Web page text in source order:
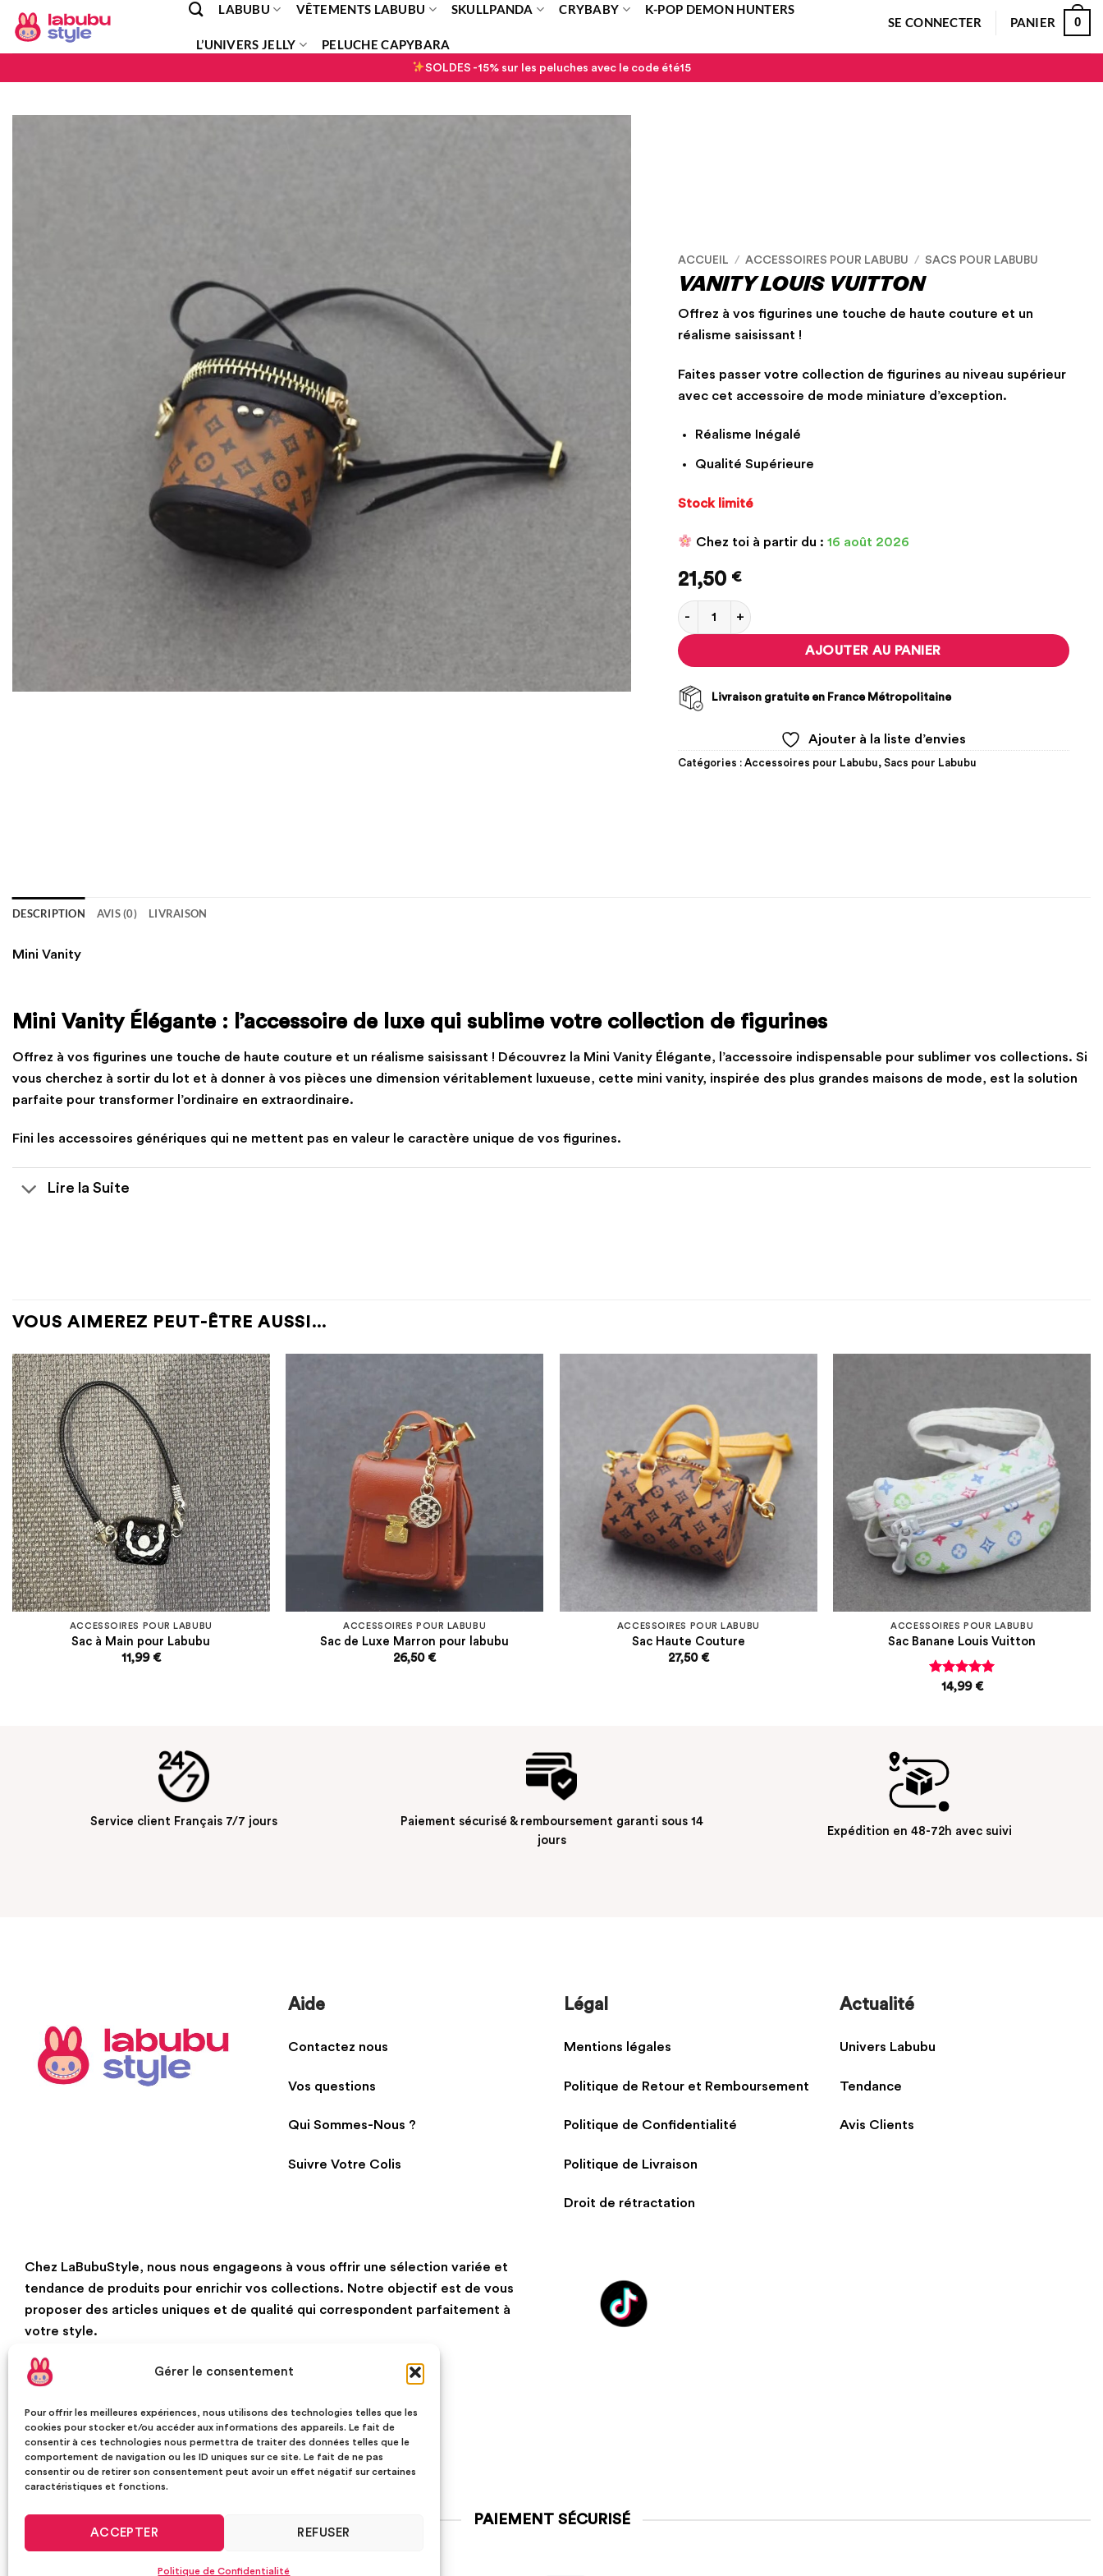
Gérer le consentement
Pour offrir les meilleures expériences, nous utilisons des technologies telles que les
cookies pour stocker et/ou accéder aux informations des appareils. Le fait de
consentir à ces technologies nous permettra de traiter des données telles que le
comportement de navigation ou les ID uniques sur ce site. Le fait de ne pas
consentir ou de retirer son consentement peut avoir un effet négatif sur certaines
caractéristiques et fonctions.
ACCEPTER REFUSER
Politique de Confidentialité
Passer
contenu
LABUBU VÊTEMENTS LABUBU SKULLPANDA CRYBABY K-POP DEMON HUNTERS
L’UNIVERS JELLY PELUCHE CAPYBARA
SE CONNECTER PANIER 0
SOLDES -15% sur les peluches avec le code été15
ACCUEIL / ACCESSOIRES POUR LABUBU / SACS POUR LABUBU
VANITY LOUIS VUITTON
Offrez à vos figurines une touche de haute couture et un
réalisme saisissant !
Faites passer votre collection de figurines au niveau supérieur
avec cet accessoire de mode miniature d’exception.
Réalisme Inégalé
Qualité Supérieure
Stock limité
Chez toi à partir du :16 août 2026
21,50 €
quantité de Vanity Louis Vuitton
AJOUTER AU PANIER
Livraison gratuite en France Métropolitaine
Ajouter à la liste d’envies
Catégories : Accessoires pour Labubu, Sacs pour Labubu
DESCRIPTION AVIS (0) LIVRAISON
Mini Vanity
Mini Vanity Élégante : l’accessoire de luxe qui sublime votre collection de figurines
Offrez à vos figurines une touche de haute couture et un réalisme saisissant ! Découvrez la Mini Vanity Élégante, l’accessoire indispensable pour sublimer vos collections. Si
vous cherchez à sortir du lot et à donner à vos pièces une dimension véritablement luxueuse, cette mini vanity, inspirée des plus grandes maisons de mode, est la solution
parfaite pour transformer l’ordinaire en extraordinaire.
Fini les accessoires génériques qui ne mettent pas en valeur le caractère unique de vos figurines.
Lire la Suite
VOUS AIMEREZ PEUT-ÊTRE AUSSI…
Ajouter
à la
liste
d’envies
ACCESSOIRES POUR LABUBU
Sac à Main pour Labubu
11,99 €
ACCESSOIRES POUR LABUBU
Sac de Luxe Marron pour labubu
26,50 €
d’envies
ACCESSOIRES POUR LABUBU
Sac Haute Couture
27,50 €
d’envies
ACCESSOIRES POUR LABUBU
Sac Banane Louis Vuitton
Note5sur
14,99 €
Service client Français 7/7 jours
Paiement sécurisé & remboursement garanti sous 14
jours
Expédition en 48-72h avec suivi
Aide
Contactez nous
Vos questions
Qui Sommes-Nous ?
Suivre Votre Colis
Légal
Mentions légales
Politique de Retour et Remboursement
Politique de Confidentialité
Politique de Livraison
Droit de rétractation
Actualité
Univers Labubu
Tendance
Avis Clients
Chez LaBubuStyle, nous nous engageons à vous offrir une sélection variée et
tendance de produits pour enrichir vos collections. Notre objectif est de vous
proposer des articles uniques et de qualité qui correspondent parfaitement à
votre style.
PAIEMENT SÉCURISÉ